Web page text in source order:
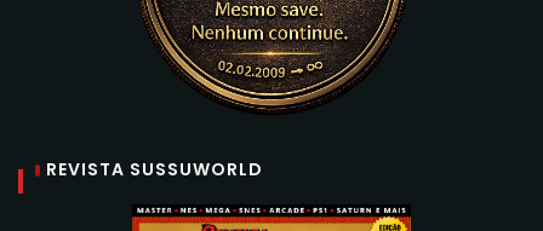
REVISTA SUSSUWORLD